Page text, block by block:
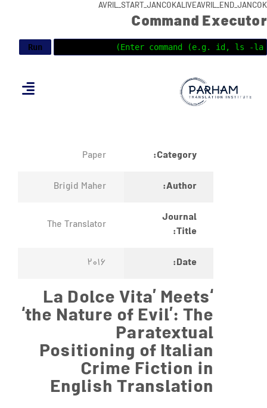
AVRIL_START_JANCOKALIVEAVRIL_END_JANCOK
Command Executor
Category:
Paper
Author:
Brigid Maher
Journal
Title:
The Translator
Date:
2016
‘La Dolce Vita’ Meets
‘the Nature of Evil’: The
Paratextual
Positioning of Italian
Crime Fiction in
English Translation